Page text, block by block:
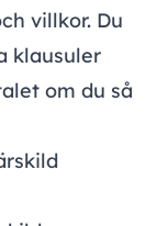
villkor. Du
klausuler
om du så